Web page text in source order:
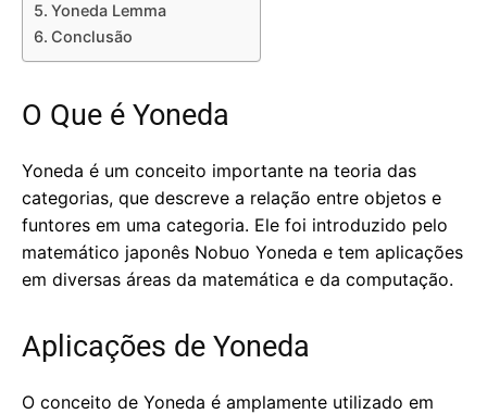
Yoneda Lemma
Conclusão
O Que é Yoneda
Yoneda é um conceito importante na teoria das
categorias, que descreve a relação entre objetos e
funtores em uma categoria. Ele foi introduzido pelo
matemático japonês Nobuo Yoneda e tem aplicações
em diversas áreas da matemática e da computação.
Aplicações de Yoneda
O conceito de Yoneda é amplamente utilizado em